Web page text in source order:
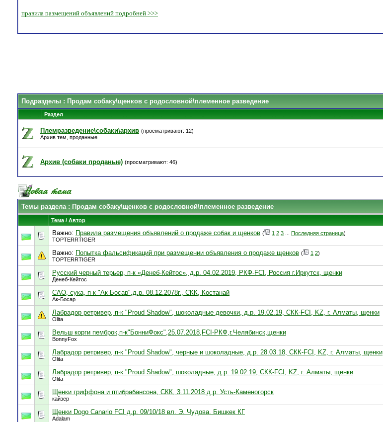
правила размещений объявлений подробней >>>
Подразделы : Продам собаку\щенков с родословной\племенное разведение
Раздел
Племразведение\собаки\архив (просматривают: 12)
Архив тем, проданные
Архив (собаки проданые) (просматривают: 46)
Темы раздела: Продам собаку\щенков с родословной\племенное разведение
Тема / Автор
Важно: Правила размещения объявлений о продаже собак и щенков ( 1 2 3 Последняя страница)
TOPTERRTIGER
Важно: Попытка фальсификаций при размещении объявления о продаже щенков ( 1 2)
TOPTERRTIGER
Русский черный терьер, п-к «Денеб-Кейтос», д.р. 04.02.2019, РКФ-FCI, Россия г.Иркутск, щенки
Денеб-Кейтос
САО, сука, п-к "Ак-Босар",д.р. 08.12.2078г., СКК, Костанай
Ак-Босар
Лабрадор ретривер, п-к "Proud Shadow", шоколадные девочки, д.р. 19.02.19, СКК-FCI, KZ, г. Алматы, щенки
Olita
Вельш корги пемброк,п-к"БонниФокс",25.07.2018,FCI-РКФ,г.Челябинск,щенки
BonnyFox
Лабрадор ретривер, п-к "Proud Shadow", черные и шоколадные, д.р. 28.03.18, СКК-FCI, KZ, г. Алматы, щенки
Olita
Лабрадор ретривер, п-к "Proud Shadow", шоколадные, д.р. 19.02.19, СКК-FCI, KZ, г. Алматы, щенки
Olita
Щенки гриффона и птибрабансона, СКК, 3.11.2018 д р. Усть-Каменогорск
кайзер
Щенки Dogo Canario FCI д.р. 09/10/18 вл. Э. Чудова. Бишкек КГ
Adalam